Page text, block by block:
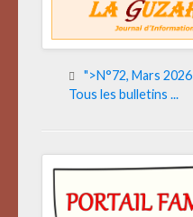
">N°72, Mars 2026
Tous les bulletins ...